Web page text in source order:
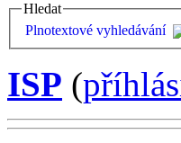
Hledat
Plnotextové vyhledávání
ISP (